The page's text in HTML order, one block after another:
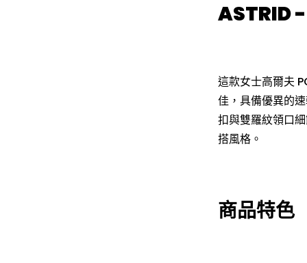
ASTRID -
這款女士高爾夫
佳，具備優異的
扣與雙羅紋領口
搭風格。
商品特色